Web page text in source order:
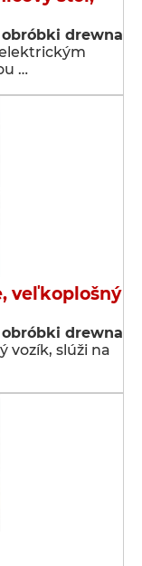
drewna
…
veľkoplošný
drewna
vozík, slúži na